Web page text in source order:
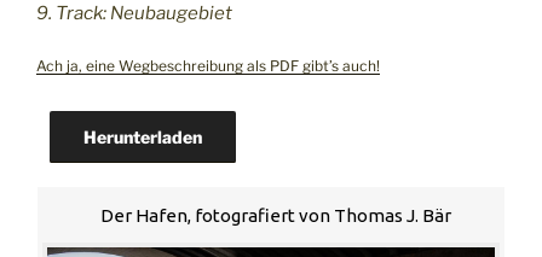
9. Track: Neubaugebiet
Ach ja, eine Wegbeschreibung als PDF gibt’s auch!
Herunterladen
Der Hafen, fotografiert von Thomas J. Bär